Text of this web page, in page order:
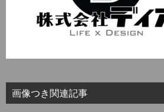
画像つき関連記事